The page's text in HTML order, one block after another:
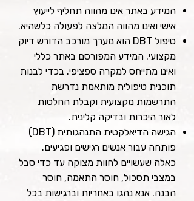
המידע באתר אינו מהווה תחליף לייעוץ
אישי ואינו מהווה המלצה לפעולה כלשהיא.
טיפול DBT הוא מערך מורכב הדורש דיוק
מקצועי. המידע המפורסם באתר כללי
ואינו מתייחס למקרה ספציפי. בכדי לבנות
תוכנית טיפולית מותאמת נדרשת
התרשמות מקצועית וקבלת החלטות
לאור היכרות ובדיקה קלינית.
הגישה הדיאלקטית התנהגותית (DBT)
פותחה עבור אנשים רגישים ופגיעים.
כאלה שעשויים לחוות מצוקה עד כדי סבל
במצבי תסכול, חוסר התאמה, חוסר
הבנה. אנא נהגו באחריות וברגישות בכל